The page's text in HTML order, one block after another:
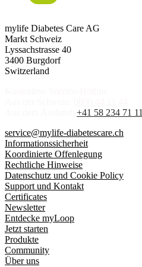
mylife Diabetes Care AG
Markt Schweiz
Lyssachstrasse 40
3400 Burgdorf
Switzerland
+41 58 234 71 11
service@mylife-diabetescare.ch
Informationssicherheit
Koordinierte Offenlegung
Rechtliche Hinweise
Datenschutz und Cookie Policy
Support und Kontakt
Certificates
Newsletter
Entdecke myLoop
Jetzt starten
Produkte
Community
Über uns